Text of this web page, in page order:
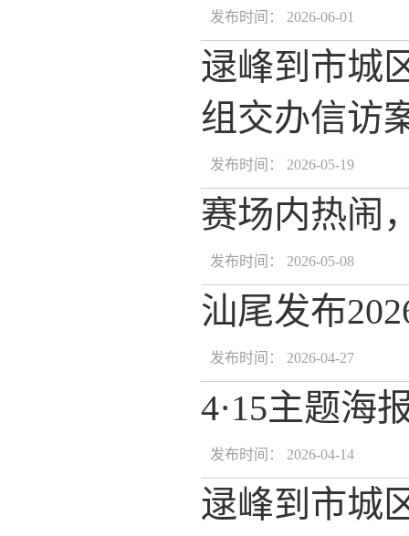
发布时间： 2026-06-01
逯峰到市城
组交办信访
发布时间： 2026-05-19
赛场内热闹
发布时间： 2026-05-08
汕尾发布
发布时间： 2026-04-27
4·15主题海
发布时间： 2026-04-14
逯峰到市城